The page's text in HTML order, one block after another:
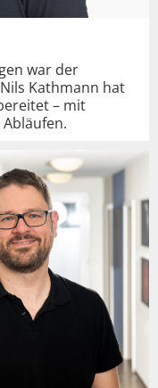
war der
Kathmann hat
– mit